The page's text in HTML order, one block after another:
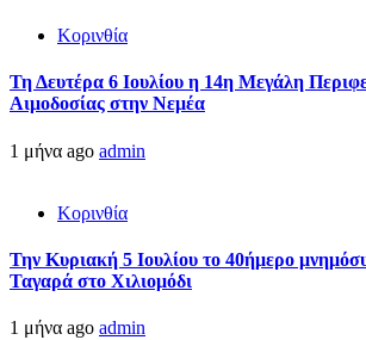
Κορινθία
Τη Δευτέρα 6 Ιουλίου η 14η Μεγάλη
Αιμοδοσίας στην Νεμέα
1 μήνα ago admin
Κορινθία
Την Κυριακή 5 Ιουλίου το 40ήμερο
Ταγαρά στο Χιλιομόδι
1 μήνα ago admin